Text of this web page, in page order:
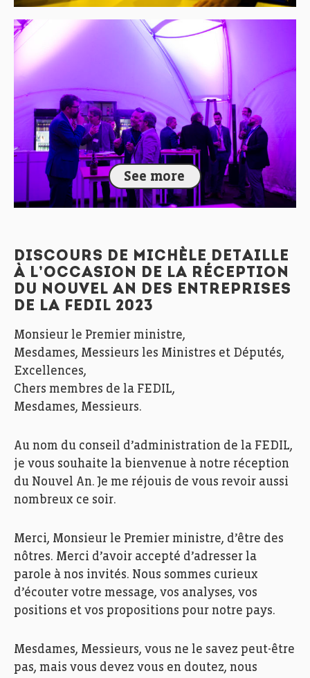
See more
DISCOURS DE MICHÈLE DETAILLE
À L’OCCASION DE LA RÉCEPTION
DU NOUVEL AN DES ENTREPRISES
DE LA FEDIL 2023
Monsieur le Premier ministre,
Mesdames, Messieurs les Ministres et Députés,
Excellences,
Chers membres de la FEDIL,
Mesdames, Messieurs.
Au nom du conseil d’administration de la FEDIL,
je vous souhaite la bienvenue à notre réception
du Nouvel An. Je me réjouis de vous revoir aussi
nombreux ce soir.
Merci, Monsieur le Premier ministre, d’être des
nôtres. Merci d’avoir accepté d’adresser la
parole à nos invités. Nous sommes curieux
d’écouter votre message, vos analyses, vos
positions et vos propositions pour notre pays.
Mesdames, Messieurs, vous ne le savez peut-être
pas, mais vous devez vous en doutez, nous